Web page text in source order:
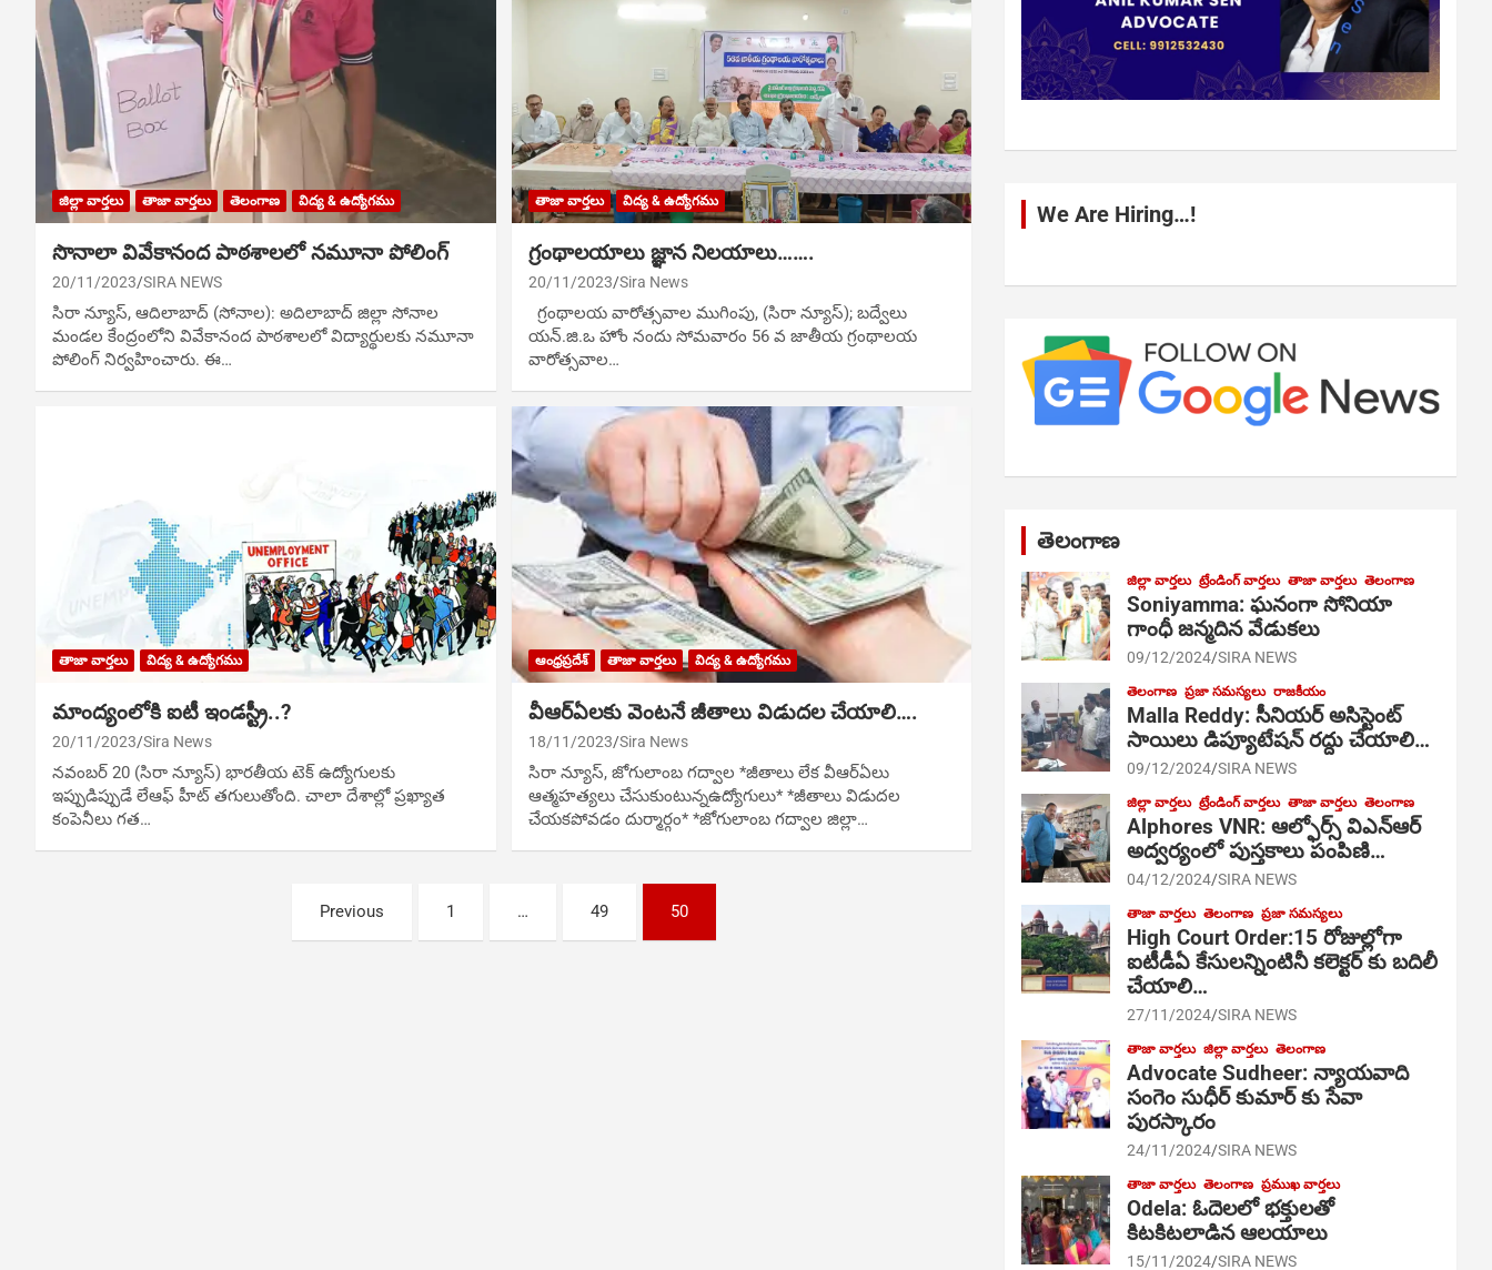
జిల్లా వార్తలు తాజా వార్తలు తెలంగాణ విద్య & ఉద్యోగము
సొనాలా వివేకానంద పాఠశాలలో నమూనా పోలింగ్
20/11/2023 SIRA NEWS
సిరా న్యూస్, ఆదిలాబాద్ (సోనాల): అదిలాబాద్ జిల్లా సోనాల
మండల కేంద్రంలోని వివేకానంద పాఠశాలలో విద్యార్థులకు నమూనా
పోలింగ్‌ నిర్వహించారు. ఈ…
తాజా వార్తలు విద్య & ఉద్యోగము
గ్రంథాలయాలు జ్ఞాన నిలయాలు…….
20/11/2023 Sira News
గ్రంథాలయ వారోత్సవాల ముగింపు, (సిరా న్యూస్); బద్వేలు
యన్.జి.ఒ హోం నందు సోమవారం 56 వ జాతీయ గ్రంథాలయ
వారోత్సవాల…
తాజా వార్తలు విద్య & ఉద్యోగము
మాంద్యంలోకి ఐటీ ఇండస్ట్రీ..?
20/11/2023 Sira News
నవంబర్ 20 (సిరా న్యూస్) భారతీయ టెక్ ఉద్యోగులకు
ఇప్పుడిప్పుడే లేఆఫ్ హీట్ తగులుతోంది. చాలా దేశాల్లో ప్రఖ్యాత
కంపెనీలు గత…
ఆంధ్రప్రదేశ్ తాజా వార్తలు విద్య & ఉద్యోగము
వీఆర్ఏలకు వెంటనే జీతాలు విడుదల చేయాలి….
18/11/2023 Sira News
సిరా న్యూస్, జోగులాంబ గద్వాల *జీతాలు లేక వీఆర్ఏలు
ఆత్మహత్యలు చేసుకుంటున్నఉద్యోగులు* *జీతాలు విడుదల
చేయకపోవడం దుర్మార్గం* *జోగులాంబ గద్వాల జిల్లా…
Previous 1 … 49 50
We Are Hiring…!
తెలంగాణ
జిల్లా వార్తలు ట్రేండింగ్ వార్తలు తాజా వార్తలు తెలంగాణ
Soniyamma: ఘ‌నంగా సోనియా
గాంధీ జ‌న్మ‌దిన వేడుక‌లు
09/12/2024 SIRA NEWS
తెలంగాణ ప్రజా సమస్యలు రాజకీయం
Malla Reddy: సీనియర్ అసిస్టెంట్
సాయిలు డిప్యూటేషన్ రద్దు చేయాలి…
09/12/2024 SIRA NEWS
జిల్లా వార్తలు ట్రేండింగ్ వార్తలు తాజా వార్తలు తెలంగాణ
Alphores VNR: ఆల్ఫోర్స్ విఎన్ఆర్
అద్వర్యంలో పుస్తకాలు పంపిణి…
04/12/2024 SIRA NEWS
తాజా వార్తలు తెలంగాణ ప్రజా సమస్యలు
High Court Order:15 రోజుల్లోగా
ఐటీడీఏ కేసులన్నింటినీ కలెక్టర్ కు బదిలీ
చేయాలి…
27/11/2024 SIRA NEWS
తాజా వార్తలు జిల్లా వార్తలు తెలంగాణ
Advocate Sudheer: న్యాయవాది
సంగెం సుధీర్ కుమార్ కు సేవా
పురస్కారం
24/11/2024 SIRA NEWS
తాజా వార్తలు తెలంగాణ ప్రముఖ వార్తలు
Odela: ఓదెల‌లో భక్తులతో
కిటకిటలాడిన ఆల‌యాలు
15/11/2024 SIRA NEWS